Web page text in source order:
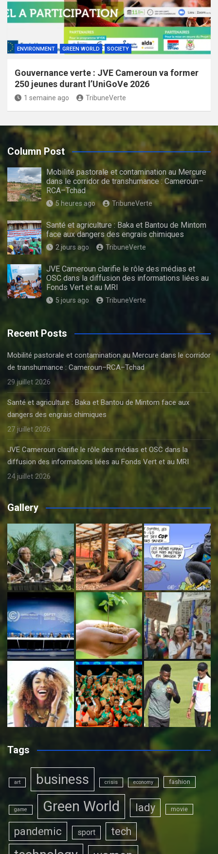
ENVIRONMENT GREEN WORLD SOCIETY
Gouvernance verte : JVE Cameroun va former
250 jeunes durant l’UniGoVe 2026
1 semaine ago TribuneVerte
Column Post
Mobilité pastorale et contamination au Mercure
dans le corridor de transhumance : Cameroun–
RCA–Tchad
5 heures ago TribuneVerte
Santé et agriculture : Baka et Bantou de Mintom
face aux dangers des engrais chimiques
2 jours ago TribuneVerte
JVE Cameroun clarifie le rôle des médias et
OSC dans la diffusion des informations liées au
Fonds Vert et au MRI
5 jours ago TribuneVerte
Recent Posts
Mobilité pastorale et contamination au Mercure dans le corridor
de transhumance : Cameroun–RCA–Tchad
29 juillet 2026
Santé et agriculture : Baka et Bantou de Mintom face aux
dangers des engrais chimiques
27 juillet 2026
JVE Cameroun clarifie le rôle des médias et OSC dans la
diffusion des informations liées au Fonds Vert et au MRI
24 juillet 2026
Gallery
Tags
art business crisis economy fashion
game Green World lady movie
pandemic sport tech